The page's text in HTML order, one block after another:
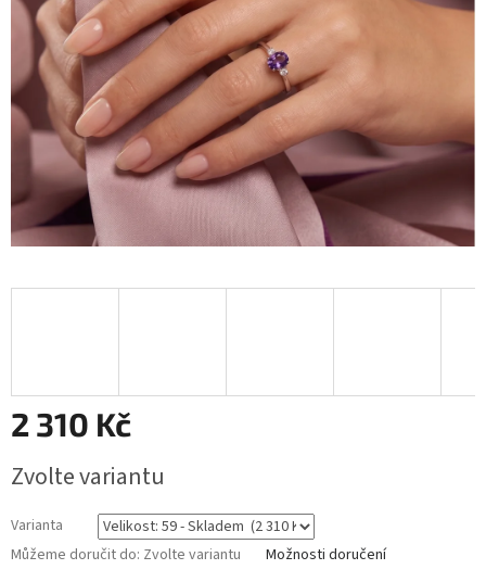
hvězdiček.
2 310 Kč
cena:
Zvolte variantu
Varianta
Můžeme doručit do: Zvolte variantu Možnosti doručení